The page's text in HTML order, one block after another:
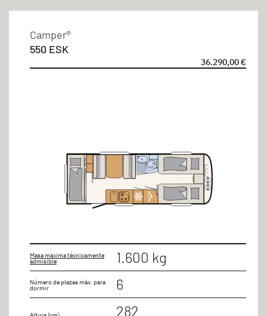
Camper®
550 ESK
36.290,00 €
Masa máxima técnicamente
admisible 1.600 kg
Número de plazas máx. para
dormir 6
282